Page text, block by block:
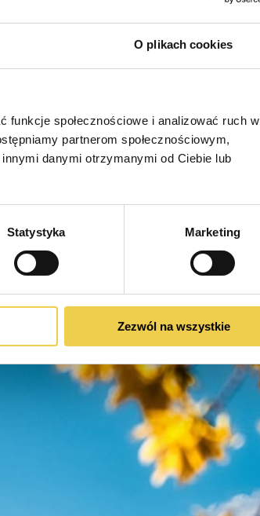
O plikach cookies
społecznościowe i analizować ruch w
partnerom społecznościowym,
danymi otrzymanymi od Ciebie lub
Statystyka Marketing
Zezwól na wszystkie